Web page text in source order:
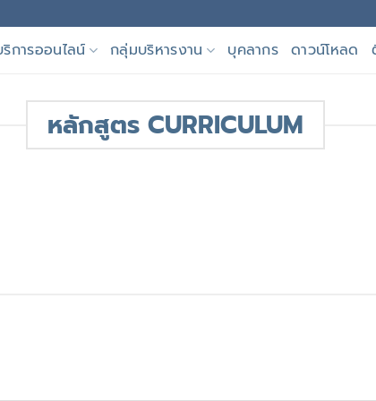
ริการออนไลน์ กลุ่มบริหารงาน บุคลากร ดาวน์โหลด
หลักสูตร CURRICULUM